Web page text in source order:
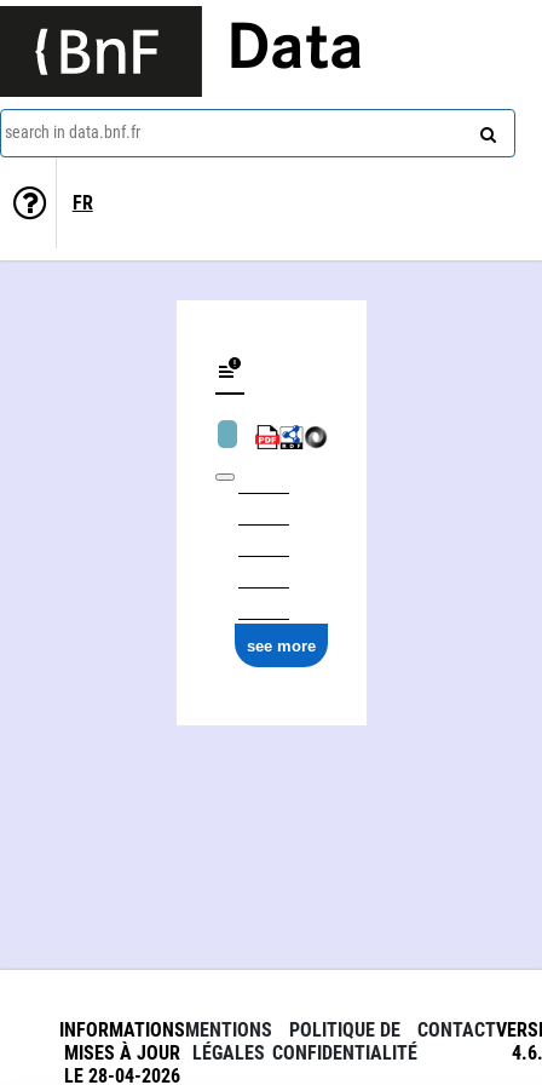
Data
search in data.bnf.fr
FR
see more
INFORMATIONS
MISES À JOUR
LE 28-04-2026
MENTIONS
LÉGALES
POLITIQUE DE
CONFIDENTIALITÉ
CONTACT